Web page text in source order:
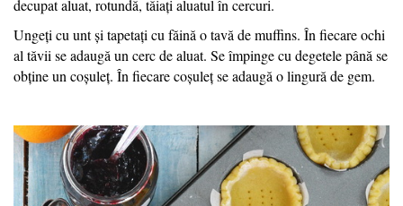
decupat aluat, rotundă, tăiați aluatul în cercuri.
Ungeți cu unt și tapetați cu făină o tavă de muffins. În fiecare ochi
al tăvii se adaugă un cerc de aluat. Se împinge cu degetele până se
obține un coșuleț. În fiecare coșuleț se adaugă o lingură de gem.